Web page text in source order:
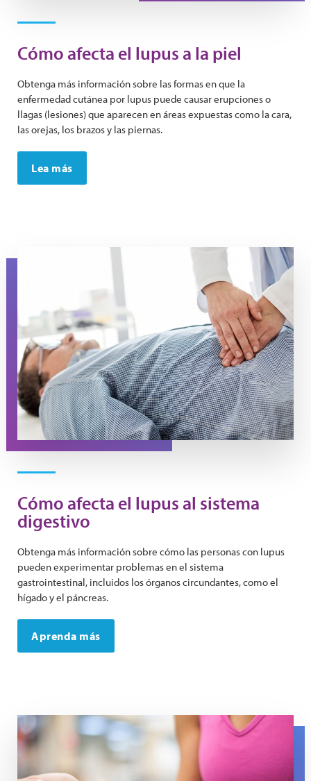
Cómo afecta el lupus a la piel
Obtenga más información sobre las formas en que la
enfermedad cutánea por lupus puede causar erupciones o
llagas (lesiones) que aparecen en áreas expuestas como la cara,
las orejas, los brazos y las piernas.
Lea más
A doctor presses on a man's stomach during an exam
Cómo afecta el lupus al sistema
digestivo
Obtenga más información sobre cómo las personas con lupus
pueden experimentar problemas en el sistema
gastrointestinal, incluidos los órganos circundantes, como el
hígado y el páncreas.
Aprenda más
A woman presses her wrist to ease pain in her tendons.